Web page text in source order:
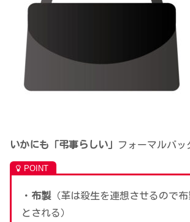
いかにも「弔事らしい」 フォーマルバッ
・ 布製（革は殺生を連想させるので
とされる）